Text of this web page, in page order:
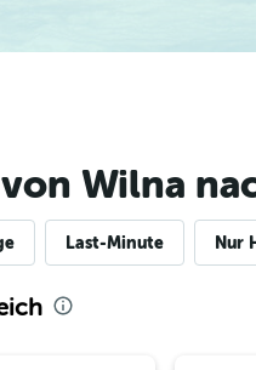
Wilna
Last-Minute Nur